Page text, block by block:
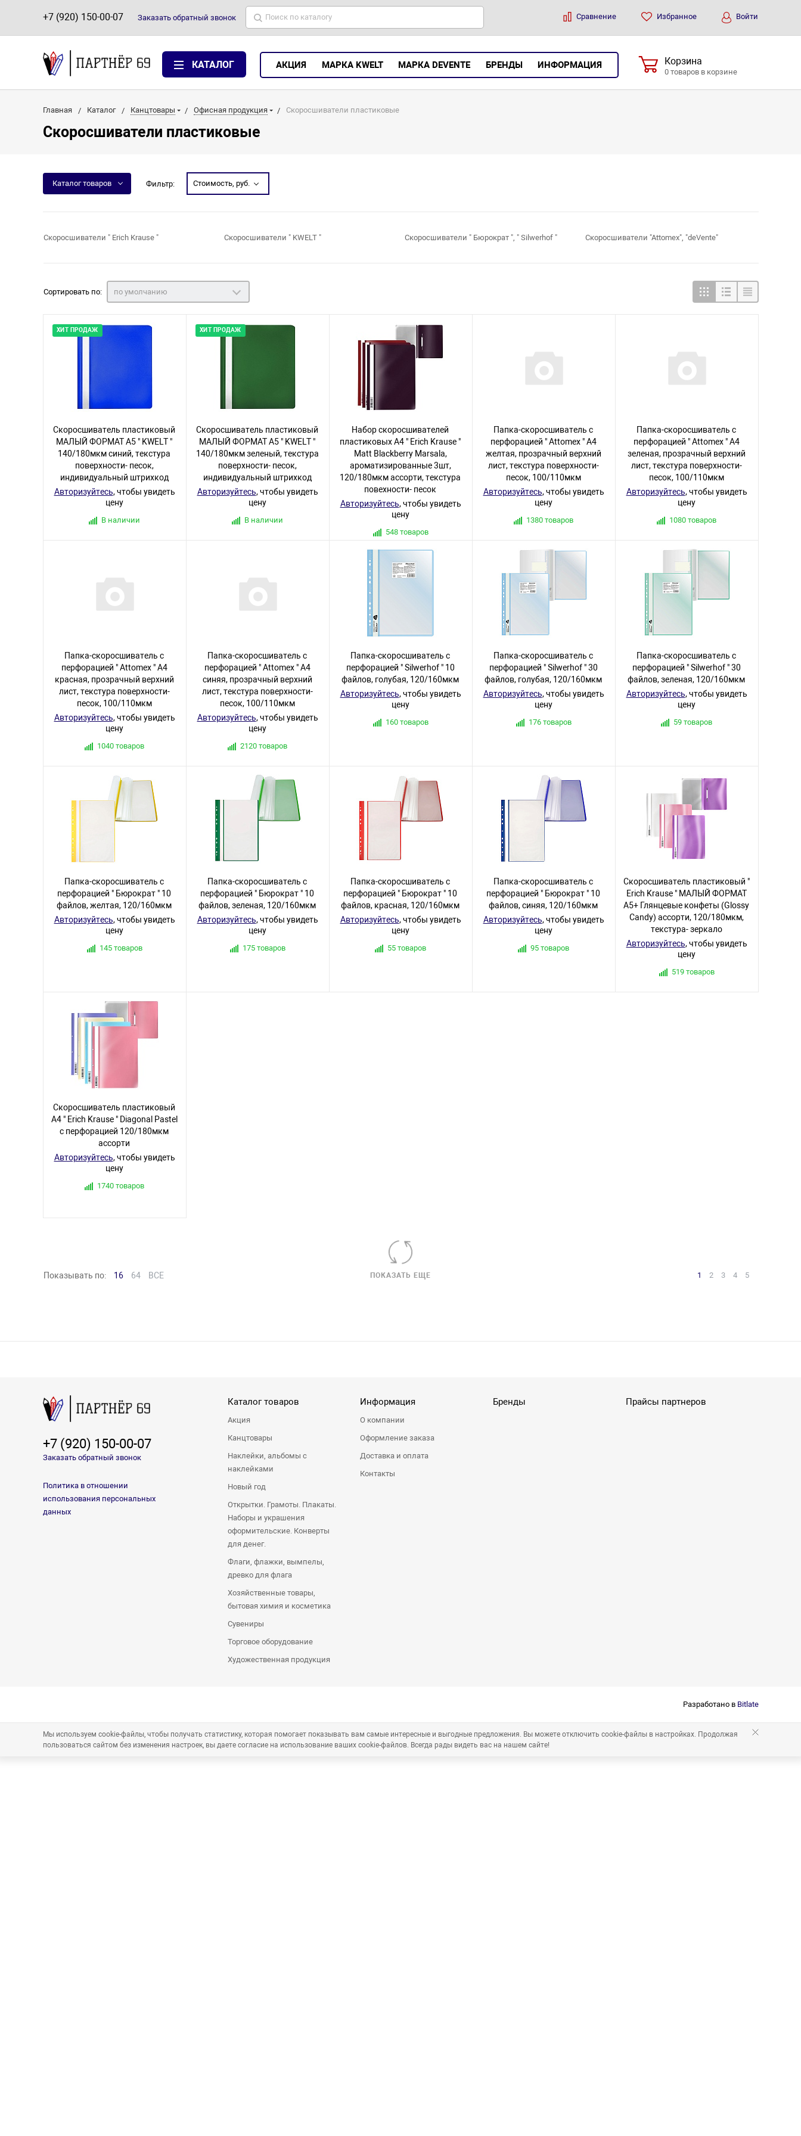
+7 (920) 150-00-07 Заказать обратный звонок Сравнение Избранное Войти
КАТАЛОГ АКЦИЯ МАРКА KWELT МАРКА DEVENTE БРЕНДЫ ИНФОРМАЦИЯ Корзина
0 товаров в корзине
Главная Каталог Канцтовары Офисная продукция Скоросшиватели пластиковые
Скоросшиватели пластиковые
Каталог товаров Фильтр: Стоимость, руб.
Скоросшиватели " Erich Krause " Скоросшиватели " KWELT " Скоросшиватели " Бюрократ ", " Silwerhof " Скоросшиватели "Attomex", "deVente"
Сортировать по: по умолчанию
ХИТ ПРОДАЖ
Скоросшиватель пластиковый
МАЛЫЙ ФОРМАТ А5 " KWELT "
140/180мкм синий, текстура
поверхности- песок,
индивидуальный штрихкод
Авторизуйтесь, чтобы увидеть
цену
В наличии
ХИТ ПРОДАЖ
Скоросшиватель пластиковый
МАЛЫЙ ФОРМАТ А5 " KWELT "
140/180мкм зеленый, текстура
поверхности- песок,
индивидуальный штрихкод
Авторизуйтесь, чтобы увидеть
цену
В наличии
Набор скоросшивателей
пластиковых А4 " Erich Krause "
Matt Blackberry Marsala,
ароматизированные 3шт,
120/180мкм ассорти, текстура
повехности- песок
Авторизуйтесь, чтобы увидеть
цену
548 товаров
Папка-скоросшиватель с
перфорацией " Attomex " А4
желтая, прозрачный верхний
лист, текстура поверхности-
песок, 100/110мкм
Авторизуйтесь, чтобы увидеть
цену
1380 товаров
Папка-скоросшиватель с
перфорацией " Attomex " А4
зеленая, прозрачный верхний
лист, текстура поверхности-
песок, 100/110мкм
Авторизуйтесь, чтобы увидеть
цену
1080 товаров
Папка-скоросшиватель с
перфорацией " Attomex " А4
красная, прозрачный верхний
лист, текстура поверхности-
песок, 100/110мкм
Авторизуйтесь, чтобы увидеть
цену
1040 товаров
Папка-скоросшиватель с
перфорацией " Attomex " А4
синяя, прозрачный верхний
лист, текстура поверхности-
песок, 100/110мкм
Авторизуйтесь, чтобы увидеть
цену
2120 товаров
Папка-скоросшиватель с
перфорацией " Silwerhof " 10
файлов, голубая, 120/160мкм
Авторизуйтесь, чтобы увидеть
цену
160 товаров
Папка-скоросшиватель с
перфорацией " Silwerhof " 30
файлов, голубая, 120/160мкм
Авторизуйтесь, чтобы увидеть
цену
176 товаров
Папка-скоросшиватель с
перфорацией " Silwerhof " 30
файлов, зеленая, 120/160мкм
Авторизуйтесь, чтобы увидеть
цену
59 товаров
Папка-скоросшиватель с
перфорацией " Бюрократ " 10
файлов, желтая, 120/160мкм
Авторизуйтесь, чтобы увидеть
цену
145 товаров
Папка-скоросшиватель с
перфорацией " Бюрократ " 10
файлов, зеленая, 120/160мкм
Авторизуйтесь, чтобы увидеть
цену
175 товаров
Папка-скоросшиватель с
перфорацией " Бюрократ " 10
файлов, красная, 120/160мкм
Авторизуйтесь, чтобы увидеть
цену
55 товаров
Папка-скоросшиватель с
перфорацией " Бюрократ " 10
файлов, синяя, 120/160мкм
Авторизуйтесь, чтобы увидеть
цену
95 товаров
Скоросшиватель пластиковый "
Erich Krause " МАЛЫЙ ФОРМАТ
А5+ Глянцевые конфеты (Glossy
Candy) ассорти, 120/180мкм,
текстура- зеркало
Авторизуйтесь, чтобы увидеть
цену
519 товаров
Скоросшиватель пластиковый
А4 " Erich Krause " Diagonal Pastel
с перфорацией 120/180мкм
ассорти
Авторизуйтесь, чтобы увидеть
цену
1740 товаров
Показывать по: 16 64 ВСЕ ПОКАЗАТЬ ЕЩЕ 1 2 3 4 5
+7 (920) 150-00-07
Заказать обратный звонок
Политика в отношении
использования персональных
данных
Каталог товаров
Акция
Канцтовары
Наклейки, альбомы с
наклейками
Новый год
Открытки. Грамоты. Плакаты.
Наборы и украшения
оформительские. Конверты
для денег.
Флаги, флажки, вымпелы,
древко для флага
Хозяйственные товары,
бытовая химия и косметика
Сувениры
Торговое оборудование
Художественная продукция
Информация
О компании
Оформление заказа
Доставка и оплата
Контакты
Бренды Прайсы партнеров
Разработано в Bitlate
Мы используем cookie-файлы, чтобы получать статистику, которая помогает показывать вам самые интересные и выгодные предложения. Вы можете отключить cookie-файлы в настройках. Продолжая
пользоваться сайтом без изменения настроек, вы даете согласие на использование ваших cookie-файлов. Всегда рады видеть вас на нашем сайте!